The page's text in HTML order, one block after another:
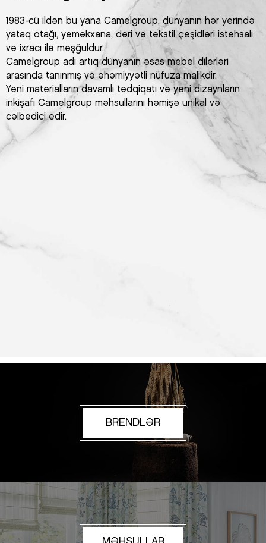
1983-cü ildən bu yana Camelgroup, dünyanın hər yerində
yataq otağı, yeməkxana, dəri və tekstil çeşidləri istehsalı
və ixracı ilə məşğuldur.
Camelgroup adı artıq dünyanın əsas mebel dilerləri
arasında tanınmış və əhəmiyyətli nüfuza malikdir.
Yeni materialların davamlı tədqiqatı və yeni dizaynların
inkişafı Camelgroup məhsullarını həmişə unikal və
cəlbedici edir.
BRENDLƏR